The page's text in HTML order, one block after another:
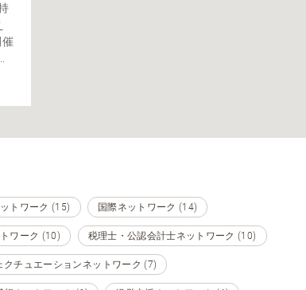
トワーク (15) 国際ネットワーク (14)
ワーク (10) 税理士・公認会計士ネットワーク (10)
クチュエーションネットワーク (7)